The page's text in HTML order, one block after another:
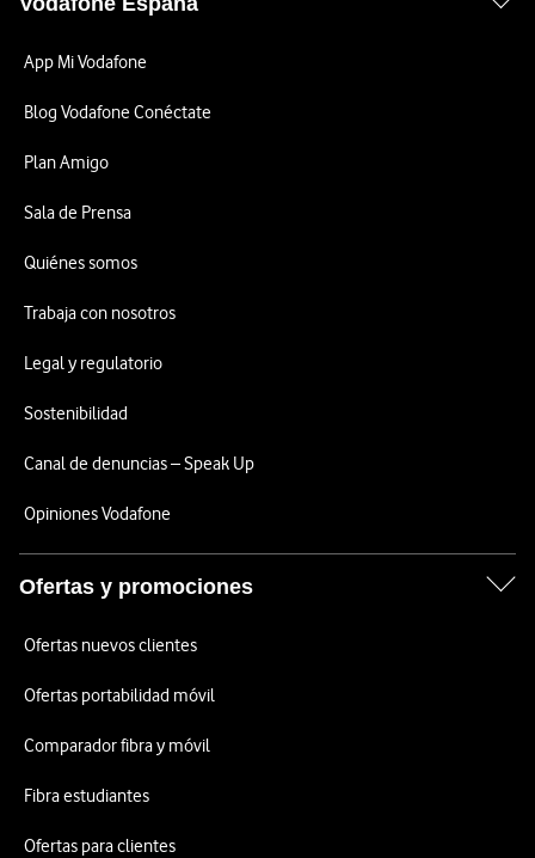
App Mi Vodafone
Blog Vodafone Conéctate
Plan Amigo
Sala de Prensa
Quiénes somos
Trabaja con nosotros
Legal y regulatorio
Sostenibilidad
Canal de denuncias – Speak Up
Opiniones Vodafone
Ofertas y promociones
Ofertas nuevos clientes
Ofertas portabilidad móvil
Comparador fibra y móvil
Fibra estudiantes
Ofertas para clientes